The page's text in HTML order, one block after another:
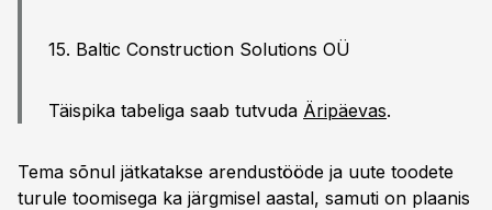
15. Baltic Construction Solutions OÜ
Täispika tabeliga saab tutvuda Äripäevas.
Tema sõnul jätkatakse arendustööde ja uute toodete
turule toomisega ka järgmisel aastal, samuti on plaanis